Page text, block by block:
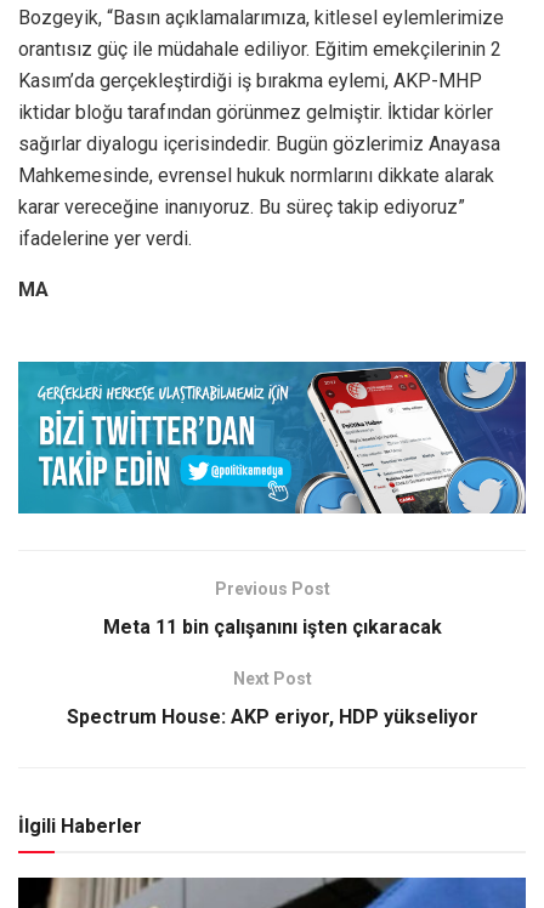
Bozgeyik, “Basın açıklamalarımıza, kitlesel eylemlerimize
orantısız güç ile müdahale ediliyor. Eğitim emekçilerinin 2
Kasım’da gerçekleştirdiği iş bırakma eylemi, AKP-MHP
iktidar bloğu tarafından görünmez gelmiştir. İktidar körler
sağırlar diyalogu içerisindedir. Bugün gözlerimiz Anayasa
Mahkemesinde, evrensel hukuk normlarını dikkate alarak
karar vereceğine inanıyoruz. Bu süreç takip ediyoruz”
ifadelerine yer verdi.
MA
Previous Post
Meta 11 bin çalışanını işten çıkaracak
Next Post
Spectrum House: AKP eriyor, HDP yükseliyor
İlgili Haberler